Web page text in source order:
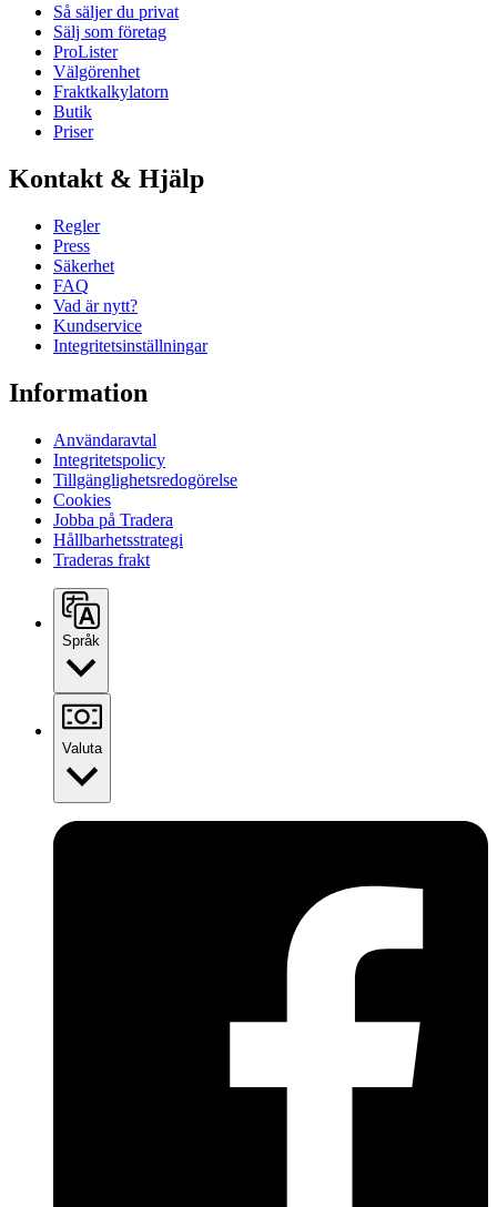
Så säljer du privat
Sälj som företag
ProLister
Välgörenhet
Fraktkalkylatorn
Butik
Priser
Kontakt & Hjälp
Regler
Press
Säkerhet
FAQ
Vad är nytt?
Kundservice
Integritetsinställningar
Information
Användaravtal
Integritetspolicy
Tillgänglighetsredogörelse
Cookies
Jobba på Tradera
Hållbarhetsstrategi
Traderas frakt
Språk
Valuta